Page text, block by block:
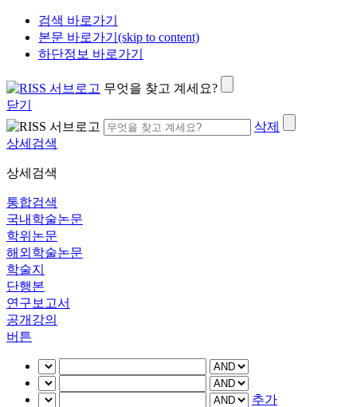
검색 바로가기
본문 바로가기(skip to content)
하단정보 바로가기
무엇을 찾고 계세요?
닫기
삭제
상세검색
상세검색
통합검색
국내학술논문
학위논문
해외학술논문
학술지
단행본
연구보고서
공개강의
버튼
추가